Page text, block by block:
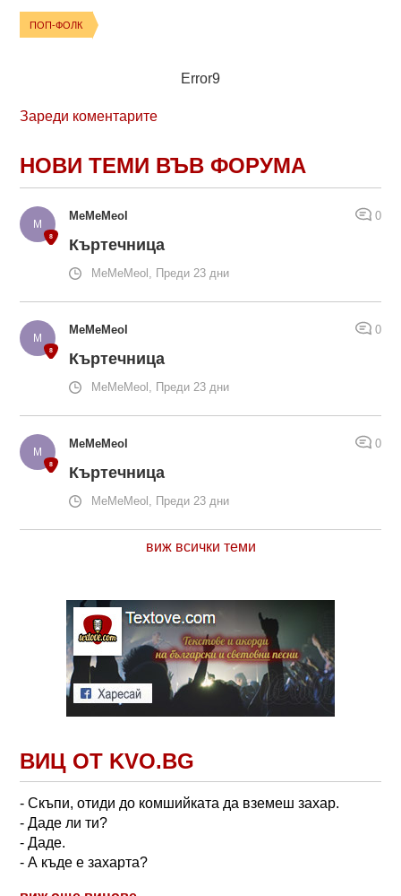
ПОП-ФОЛК
Error9
Зареди коментарите
НОВИ ТЕМИ ВЪВ ФОРУМА
MeMeMeol 0
Къртечница
MeMeMeol, Преди 23 дни
MeMeMeol 0
Къртечница
MeMeMeol, Преди 23 дни
MeMeMeol 0
Къртечница
MeMeMeol, Преди 23 дни
виж всички теми
ВИЦ ОТ KVO.BG
- Скъпи, отиди до комшийката да вземеш захар.
- Даде ли ти?
- Даде.
- А къде е захарта?